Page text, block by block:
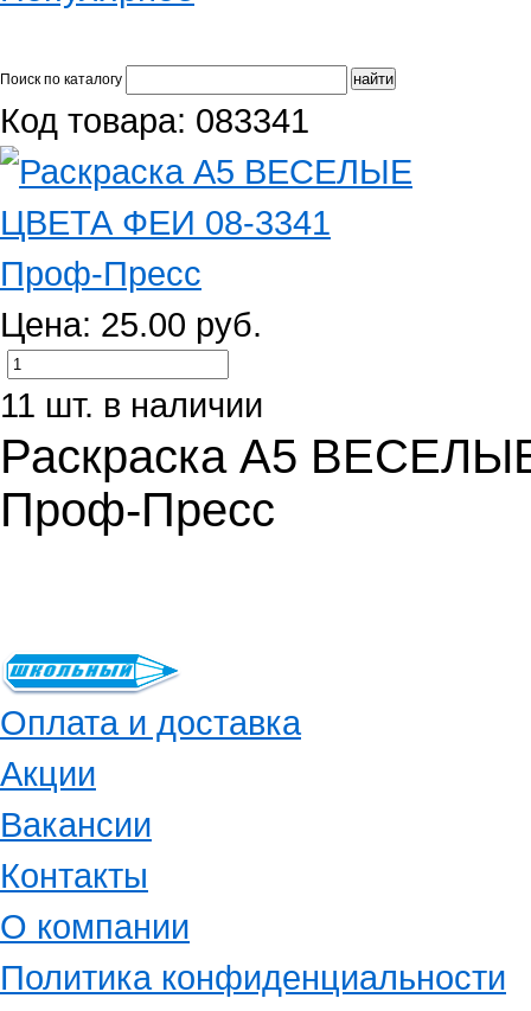
Поиск по каталогу
Код товара: 083341
Цена: 25.00 руб.
11 шт. в наличии
Раскраска А5
Проф-Пресс
Оплата и доставка
Акции
Вакансии
Контакты
О компании
Политика конфиденциальности